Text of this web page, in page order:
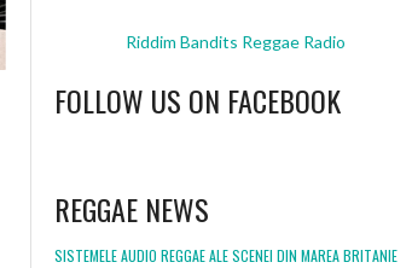
Riddim Bandits Reggae Radio
FOLLOW US ON FACEBOOK
REGGAE NEWS
SISTEMELE AUDIO REGGAE ALE SCENEI DIN MAREA BRITANIE